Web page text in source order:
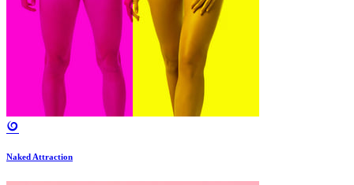
Naked Attraction